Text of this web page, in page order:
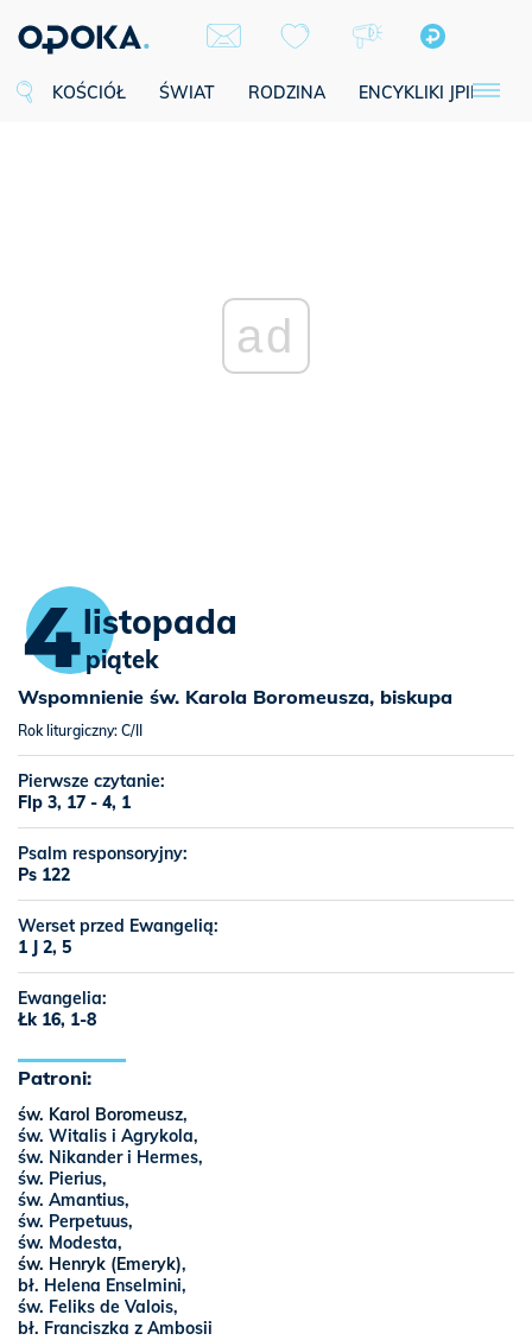
KOŚCIÓŁ ŚWIAT RODZINA ENCYKLIKI JPII
ad
4listopada
piątek
Wspomnienie św. Karola Boromeusza, biskupa
Rok liturgiczny: C/II
Pierwsze czytanie:
Flp 3, 17 - 4, 1
Psalm responsoryjny:
Ps 122
Werset przed Ewangelią:
1 J 2, 5
Ewangelia:
Łk 16, 1-8
Patroni:
św. Karol Boromeusz,
św. Witalis i Agrykola,
św. Nikander i Hermes,
św. Pierius,
św. Amantius,
św. Perpetuus,
św. Modesta,
św. Henryk (Emeryk),
bł. Helena Enselmini,
św. Feliks de Valois,
bł. Franciszka z Ambosii